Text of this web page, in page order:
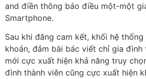
and điền thông báo điều một-một
Smartphone.
Sau khi đăng cam kết, khối hệ
khoản, đảm bài bác viết chỉ gia
mới cực xuất hiện khả năng truy
đình thành viên cũng cực xuất hiện